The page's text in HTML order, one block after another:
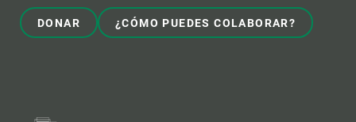
DONAR ¿CÓMO PUEDES COLABORAR?